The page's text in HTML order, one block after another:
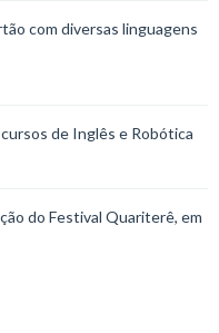
com diversas linguagens
de Inglês e Robótica
do Festival Quariterê, em